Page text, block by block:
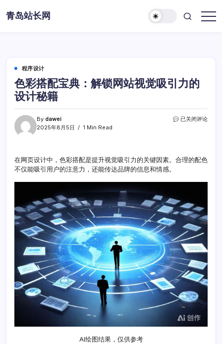
to青岛站长网
程序设计
色彩搭配宝典：解锁网站视觉吸引力的
设计秘籍
By dawei
2025年8月5日
1 Min Read
色
典：
视
觉
引
力
的
设
计
秘
籍
已关闭评论
在网页设计中，色彩搭配是提升视觉吸引力的关键因素。合理的配色
不仅能吸引用户的注意力，还能传达品牌的信息和情感。
AI绘图结果，仅供参考